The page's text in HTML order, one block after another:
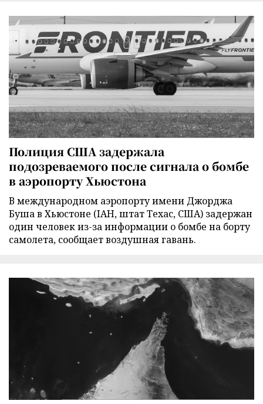
Полиция США задержала
подозреваемого после сигнала о бомбе
в аэропорту Хьюстона
В международном аэропорту имени Джорджа
Буша в Хьюстоне (IAH, штат Техас, США) задержан
один человек из-за информации о бомбе на борту
самолета, сообщает воздушная гавань.